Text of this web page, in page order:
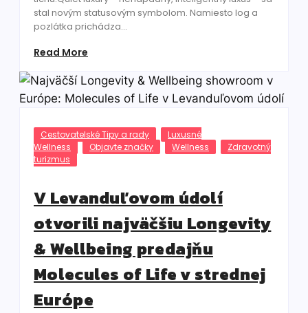
stal novým statusovým symbolom. Namiesto log a
pozlátka prichádza...
Read More
Cestovatelské Tipy a rady
Luxusné
Wellness
Objavte značky Wellness
Zdravotný
turizmus
V Levanduľovom údolí
otvorili najväčšiu Longevity
& Wellbeing predajňu
Molecules of Life v strednej
Európe